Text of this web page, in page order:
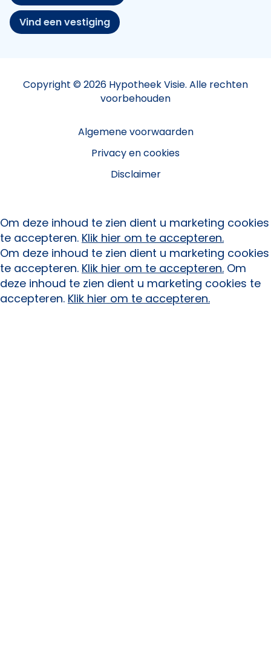
Vind een vestiging
Copyright © 2026 Hypotheek Visie. Alle rechten
voorbehouden
Algemene voorwaarden
Privacy en cookies
Disclaimer
Om deze inhoud te zien dient u marketing cookies
te accepteren. Klik hier om te accepteren.
Om deze inhoud te zien dient u marketing cookies
te accepteren. Klik hier om te accepteren. Om
deze inhoud te zien dient u marketing cookies te
accepteren. Klik hier om te accepteren.